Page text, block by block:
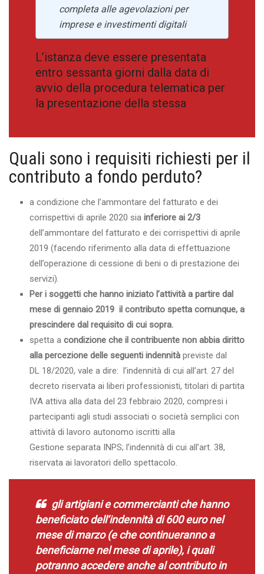
completa alle agevolazioni per
imprese e investimenti digitali
L’istanza deve essere presentata
entro sessanta giorni dalla data di
avvio della procedura telematica per
la presentazione della stessa
Quali sono i requisiti richiesti per il
contributo a fondo perduto?
a condizione che l’ammontare del fatturato e dei
corrispettivi di aprile 2020 sia inferiore ai 2/3
dell’ammontare del fatturato e dei corrispettivi di aprile
2019 (facendo riferimento alla data di effettuazione
dell’operazione di cessione di beni o di prestazione dei
servizi).
Per i soggetti che hanno iniziato l’attività a partire dal
mese di gennaio 2019 il contributo spetta comunque, a
prescindere dal requisito di cui sopra.
spetta a condizione che il contribuente non abbia diritto
alla percezione delle seguenti indennità previste dal
DL 18/2020, vale a dire: l’indennità di cui all’art. 27 del
decreto riservata ai liberi professionisti, titolari di partita
IVA attiva alla data del 23 febbraio 2020, compresi i
partecipanti agli studi associati o società semplici con
attività di lavoro autonomo iscritti alla
Gestione separata INPS; l’indennità di cui all’art. 38,
riservata ai lavoratori dello spettacolo.
gli artigiani e commercianti che hanno
beneficiato dell’indennità di 600 euro nel
mese di marzo (e che continueranno a
beneficiarne nel mese di aprile), i quali
potranno accedere anche al contributo in